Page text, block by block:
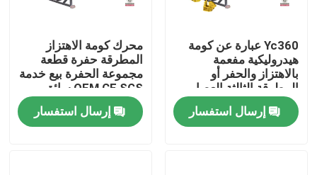
بيت
منتجات
Yc360 عبارة عن كومة
هيدروليكية مفعمة
بالاهتزاز والحفر أو
المطرقة الثالثة العصا
القيادة
إرسال استفسار
محرك كومة الاهتزاز
المطرقة حفرة قطعة
مجموعة الحفرة بيع خدمة
OEM CE SGS سائق
كومة هيدروليكية
إرسال استفسار